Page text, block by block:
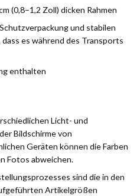
(0,8–1,2 Zoll) dicken Rahmen
und stabilen
es während des Transports
enthalten
Licht- und
Bildschirme von
Geräten können die Farben
Fotos abweichen.
sind die in den
Artikelgrößen